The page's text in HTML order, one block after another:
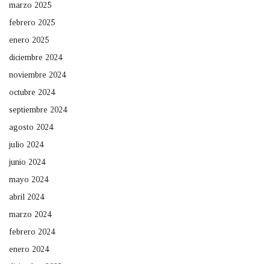
marzo 2025
febrero 2025
enero 2025
diciembre 2024
noviembre 2024
octubre 2024
septiembre 2024
agosto 2024
julio 2024
junio 2024
mayo 2024
abril 2024
marzo 2024
febrero 2024
enero 2024